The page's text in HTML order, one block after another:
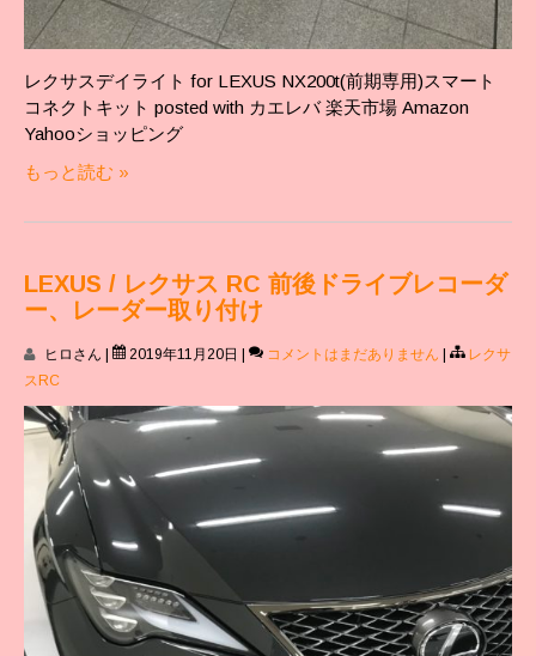
レクサスデイライト for LEXUS NX200t(前期専用)スマート
コネクトキット posted with カエレバ 楽天市場 Amazon
Yahooショッピング
もっと読む »
LEXUS / レクサス RC 前後ドライブレコーダ
ー、レーダー取り付け
ヒロさん | 2019年11月20日 | コメントはまだありません |
レクサ
スRC